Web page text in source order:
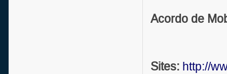
Acordo de
Sites: http://